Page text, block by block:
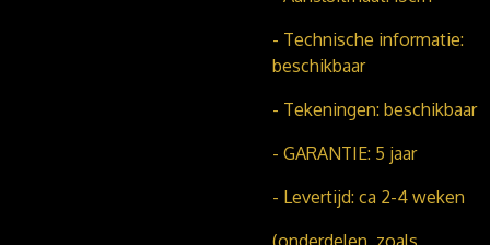
- Technische informatie:
beschikbaar
- Tekeningen: beschikbaar
- GARANTIE: 5 jaar
- Levertijd: ca 2-4 weken
(onderdelen, zoals